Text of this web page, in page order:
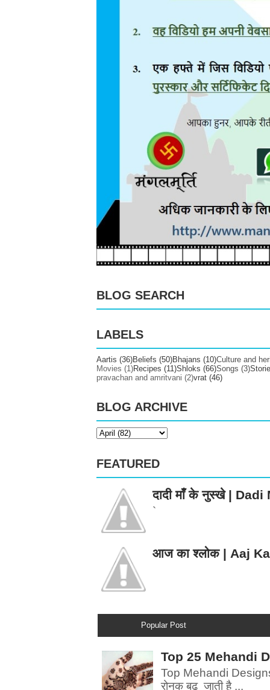
BLOG SEARCH
LABELS
Aartis (36)Beliefs (50)Bhajans (10)Culture and
Movies (1)Recipes (11)Shloks (66)Songs (3)
pravachan and amritvani (2)vrat (46)
BLOG ARCHIVE
FEATURED
दादी माँ के नुस्खे |
`
आज का श्लोक | Aaj
Popular Post
Top 25 Mehandi
Top Mehandi
रोनक बढ़ जाती है ...